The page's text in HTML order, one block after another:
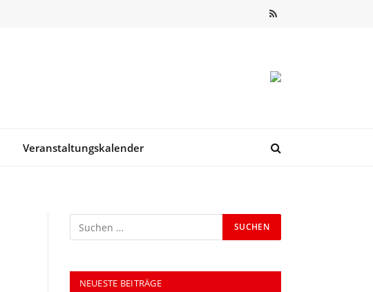
RSS
Veranstaltungskalender
NEUESTE BEITRÄGE